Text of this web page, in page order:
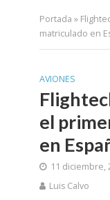
Portada »
matriculado en
AVIONES
el
en
11 diciembre,
Luis Calvo